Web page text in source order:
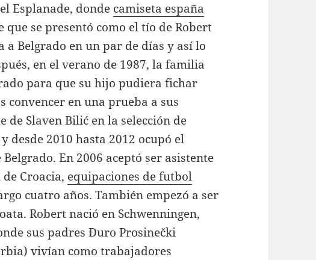
Esplanade, donde camiseta españa
que se presentó como el tío de Robert
Belgrado en un par de días y así lo
en el verano de 1987, la familia
para que su hijo pudiera fichar
convencer en una prueba a sus
de Slaven Bilić en la selección de
desde 2010 hasta 2012 ocupó el
En 2006 aceptó ser asistente
Croacia, equipaciones de futbol
cuatro años. También empezó a ser
Robert nació en Schwenningen,
sus padres Đuro Prosinečki
vivían como trabajadores